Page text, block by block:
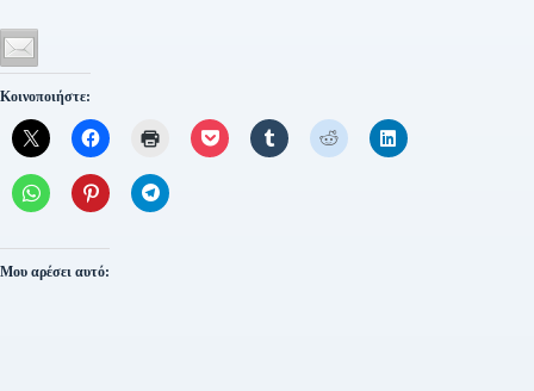
Κοινοποιήστε:
Μου αρέσει αυτό: